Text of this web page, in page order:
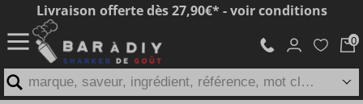
Livraison offerte dès 27,90€* - voir conditions
marque, saveur, ingrédient, référence, mot clé...